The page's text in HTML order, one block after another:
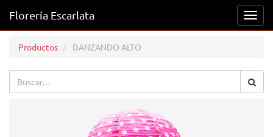
Florería Escarlata
Productos DANZANDO ALTO